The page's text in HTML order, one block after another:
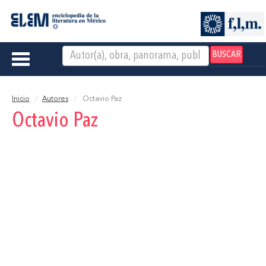
BUSCAR
Toggle
Inicio Autores Octavio Paz
Octavio Paz